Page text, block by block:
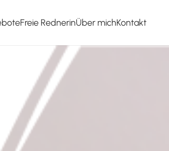
Freie RednerinÜber michKontakt